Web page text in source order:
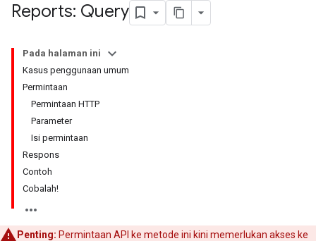
Reports: Query
Pada halaman ini
Kasus penggunaan umum
Permintaan
Permintaan HTTP
Parameter
Isi permintaan
Respons
Contoh
Cobalah!
Penting: Permintaan API ke metode ini kini memerlukan akses ke